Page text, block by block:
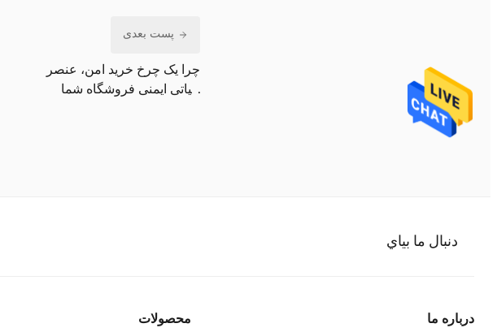
پست بعدی
چرا یک چرخ خرید امن، عنصر
حیاتی ایمنی فروشگاه شما
دنبال ما بياي
درباره ما محصولات